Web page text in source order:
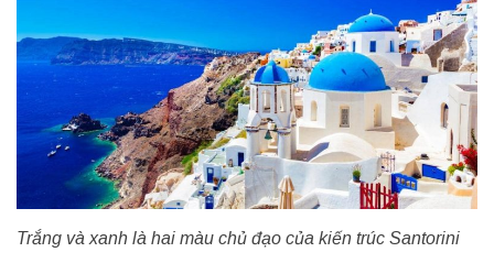
Trắng và xanh là hai màu chủ đạo của kiến trúc Santorini